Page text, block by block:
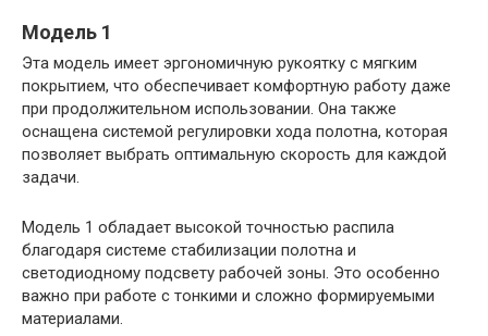
Модель 1
Эта модель имеет эргономичную рукоятку с мягким
покрытием, что обеспечивает комфортную работу даже
при продолжительном использовании. Она также
оснащена системой регулировки хода полотна, которая
позволяет выбрать оптимальную скорость для каждой
задачи.
Модель 1 обладает высокой точностью распила
благодаря системе стабилизации полотна и
светодиодному подсвету рабочей зоны. Это особенно
важно при работе с тонкими и сложно формируемыми
материалами.